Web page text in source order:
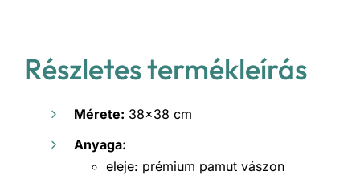
Részletes termékleírás
Mérete: 38×38 cm
Anyaga:
eleje: prémium pamut vászon